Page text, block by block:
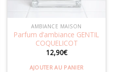
AMBIANCE MAISON
Parfum d’ambiance GENTIL
COQUELICOT
12,90€
AJOUTER AU PANIER